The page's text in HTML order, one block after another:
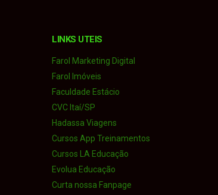
LINKS UTEIS
Farol Marketing Digital
Farol Imóveis
Faculdade Estácio
CVC Itaí/SP
Hadassa Viagens
Cursos App Treinamentos
Cursos LA Educação
Evolua Educação
Curta nossa Fanpage